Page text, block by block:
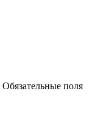
Обязательные поля